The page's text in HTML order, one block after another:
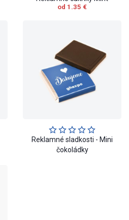
od 1.35 €
Reklamné sladkosti - Mini
čokoládky